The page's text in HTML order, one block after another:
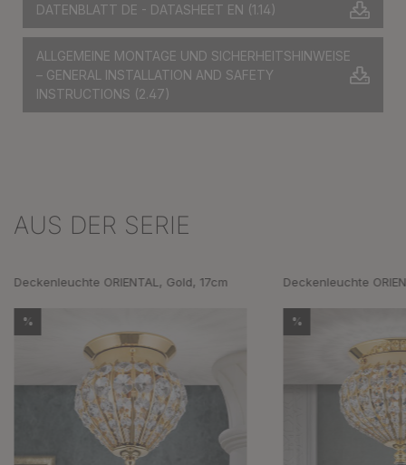
DATENBLATT DE - DATASHEET EN (1.14)
ALLGEMEINE MONTAGE UND SICHERHEITSHINWEISE
– GENERAL INSTALLATION AND SAFETY
INSTRUCTIONS (2.47)
Produktgalerie überspringen
AUS DER SERIE
Deckenleuchte ORIENTAL, Gold, 17cm
%
Deckenleuchte
%